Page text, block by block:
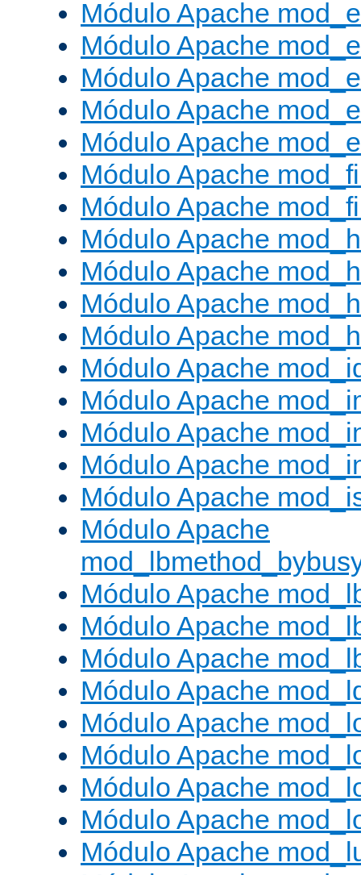
Módulo Apache
Módulo Apache
Módulo Apache
Módulo Apache
Módulo Apache
Módulo Apache
Módulo Apache
Módulo Apache
Módulo Apache
Módulo Apache
Módulo Apache
Módulo Apache
Módulo Apache
Módulo Apache
Módulo Apache
Módulo Apache
Módulo Apache
Módulo Apache
Módulo Apache
Módulo Apache
Módulo Apache
Módulo Apache
Módulo Apache
Módulo Apache
Módulo Apache
Módulo Apache